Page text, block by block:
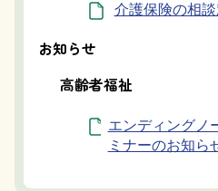
介護保険の相談
お知らせ
高齢者福祉
エンディングノ
ミナーのお知ら